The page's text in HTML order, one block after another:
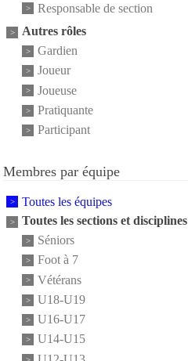
Responsable de section
Autres rôles
Gardien
Joueur
Joueuse
Pratiquante
Participant
Membres par équipe
Toutes les équipes
Toutes les sections et disciplines
Séniors
Foot à 7
Vétérans
U18-U19
U16-U17
U14-U15